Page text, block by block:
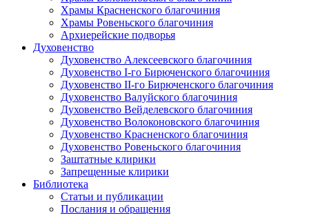
Храмы Красненского благочиния
Храмы Ровеньского благочиния
Архиерейские подворья
Духовенство
Духовенство Алексеевского благочиния
Духовенство I-го Бирюченского благочиния
Духовенство II-го Бирюченского благочиния
Духовенство Валуйского благочиния
Духовенство Вейделевского благочиния
Духовенство Волоконовского благочиния
Духовенство Красненского благочиния
Духовенство Ровеньского благочиния
Заштатные клирики
Запрещенные клирики
Библиотека
Статьи и публикации
Послания и обращения